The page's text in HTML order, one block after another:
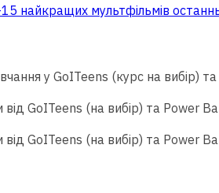
найкращих мультфільмів
у GoITeens (курс на вибір)
від GoITeens (на вибір) та Power
від GoITeens (на вибір) та Power